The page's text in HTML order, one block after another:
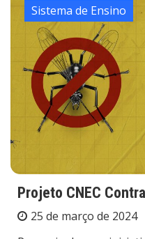
Sistema de Ensino
Projeto CNEC
25 de março de 2024